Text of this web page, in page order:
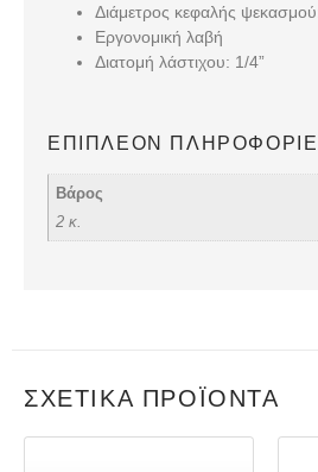
Διάμετρος κεφαλής
Εργονομική λαβή
Διατομή λάστιχου: 1/4”
ΕΠΙΠΛΈΟΝ
Βάρος
2 κ.
ΣΧΕΤΙΚΆ ΠΡΟΪΌΝΤΑ